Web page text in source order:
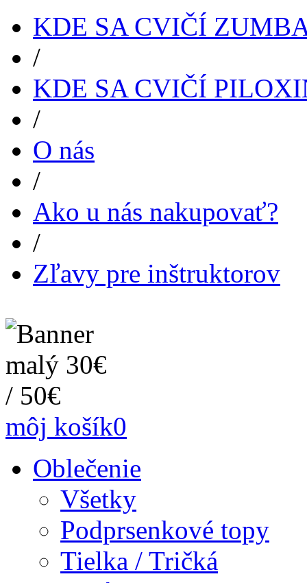
KDE SA CVIČÍ
/
KDE SA CVIČÍ
/
O nás
/
Ako u nás nakupovať?
/
Zľavy pre inštruktorov
môj košík0
Oblečenie
Všetky
Podprsenkové topy
Tielka / Tričká